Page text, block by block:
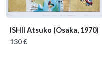
ISHII Atsuko (Osaka, 1970)
130 €